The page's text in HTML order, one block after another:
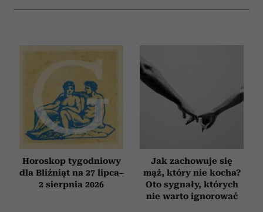
Horoskop tygodniowy
dla Bliźniąt na 27 lipca–
2 sierpnia 2026
Jak zachowuje się
mąż, który nie kocha?
Oto sygnały, których
nie warto ignorować